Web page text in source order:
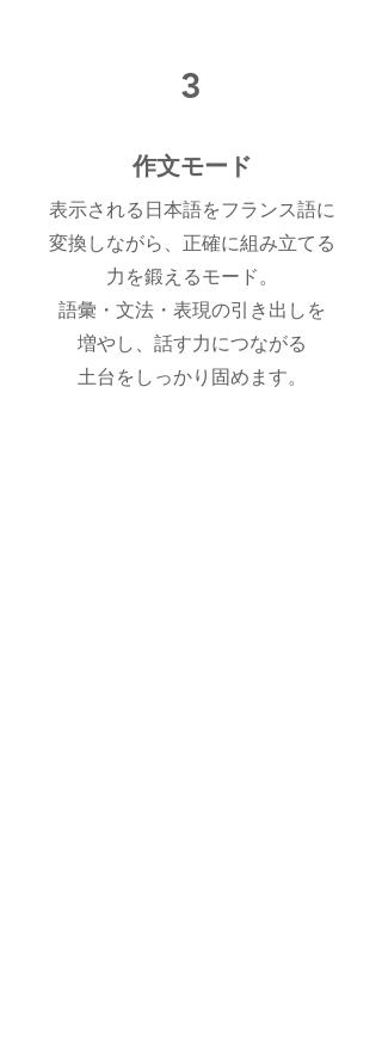
3
作文モード
表示される日本語をフランス語に
変換しながら、正確に組み立てる
力を鍛えるモード。
語彙・文法・表現の引き出しを
増やし、話す力につながる
土台をしっかり固めます。